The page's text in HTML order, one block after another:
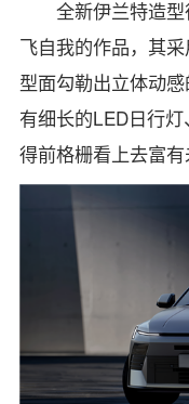
全新伊兰特造
飞自我的作品，其
型面勾勒出立体动
有细长的LED日行
得前格栅看上去富有